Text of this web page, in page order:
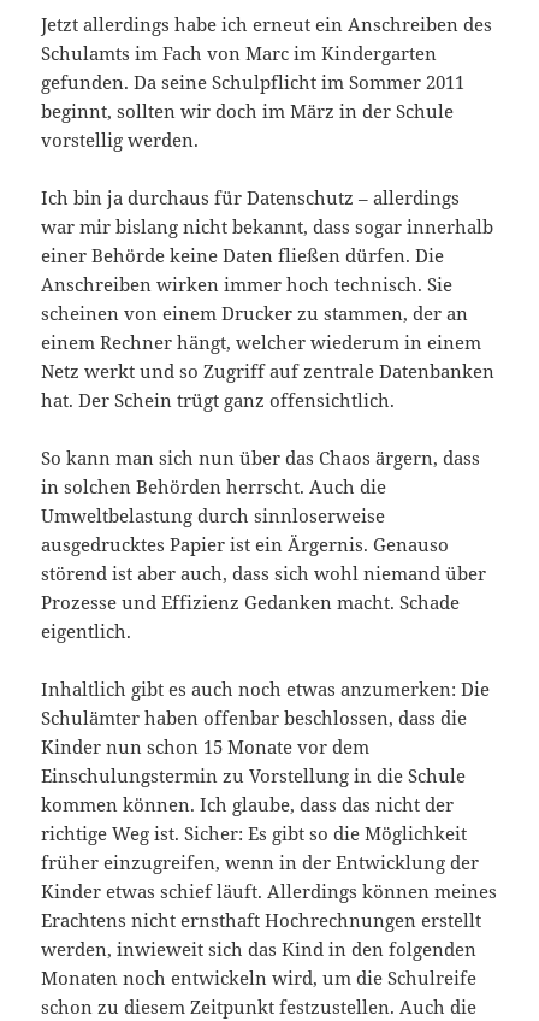
Jetzt allerdings habe ich erneut ein Anschreiben des
Schulamts im Fach von Marc im Kindergarten
gefunden. Da seine Schulpflicht im Sommer 2011
beginnt, sollten wir doch im März in der Schule
vorstellig werden.
Ich bin ja durchaus für Datenschutz – allerdings
war mir bislang nicht bekannt, dass sogar innerhalb
einer Behörde keine Daten fließen dürfen. Die
Anschreiben wirken immer hoch technisch. Sie
scheinen von einem Drucker zu stammen, der an
einem Rechner hängt, welcher wiederum in einem
Netz werkt und so Zugriff auf zentrale Datenbanken
hat. Der Schein trügt ganz offensichtlich.
So kann man sich nun über das Chaos ärgern, dass
in solchen Behörden herrscht. Auch die
Umweltbelastung durch sinnloserweise
ausgedrucktes Papier ist ein Ärgernis. Genauso
störend ist aber auch, dass sich wohl niemand über
Prozesse und Effizienz Gedanken macht. Schade
eigentlich.
Inhaltlich gibt es auch noch etwas anzumerken: Die
Schulämter haben offenbar beschlossen, dass die
Kinder nun schon 15 Monate vor dem
Einschulungstermin zu Vorstellung in die Schule
kommen können. Ich glaube, dass das nicht der
richtige Weg ist. Sicher: Es gibt so die Möglichkeit
früher einzugreifen, wenn in der Entwicklung der
Kinder etwas schief läuft. Allerdings können meines
Erachtens nicht ernsthaft Hochrechnungen erstellt
werden, inwieweit sich das Kind in den folgenden
Monaten noch entwickeln wird, um die Schulreife
schon zu diesem Zeitpunkt festzustellen. Auch die